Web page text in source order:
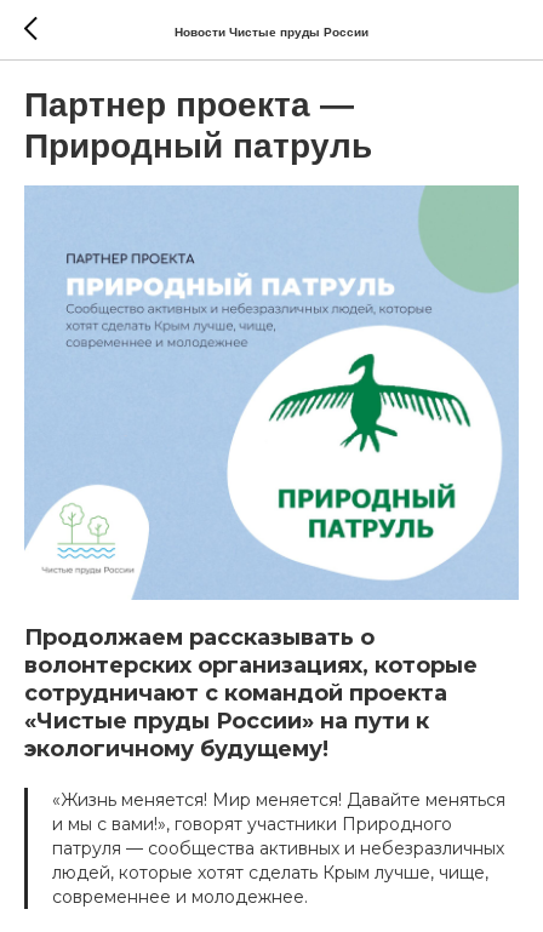
Новости Чистые пруды России
Партнер проекта —
Природный патруль
Продолжаем рассказывать о
волонтерских организациях, которые
сотрудничают с командой проекта
«Чистые пруды России» на пути к
экологичному будущему!
«Жизнь меняется! Мир меняется! Давайте меняться
и мы с вами!», говорят участники Природного
патруля — сообщества активных и небезразличных
людей, которые хотят сделать Крым лучше, чище,
современнее и молодежнее.